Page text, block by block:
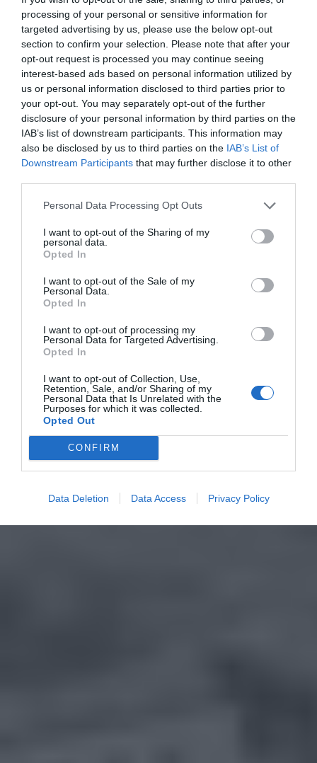
processing of your personal or sensitive information for
targeted advertising by us, please use the below opt-out
section to confirm your selection. Please note that after your
opt-out request is processed you may continue seeing
interest-based ads based on personal information utilized by
us or personal information disclosed to third parties prior to
your opt-out. You may separately opt-out of the further
disclosure of your personal information by third parties on the
IAB’s list of downstream participants. This information may
also be disclosed by us to third parties on the IAB’s List of
Downstream Participants that may further disclose it to other
Personal Data Processing Opt Outs
I want to opt-out of the Sharing of my
personal data.
Opted In
I want to opt-out of the Sale of my
Personal Data.
Opted In
I want to opt-out of processing my
Personal Data for Targeted Advertising.
Opted In
I want to opt-out of Collection, Use,
Retention, Sale, and/or Sharing of my
Personal Data that Is Unrelated with the
Purposes for which it was collected.
Opted Out
CONFIRM
Data Deletion Data Access Privacy Policy